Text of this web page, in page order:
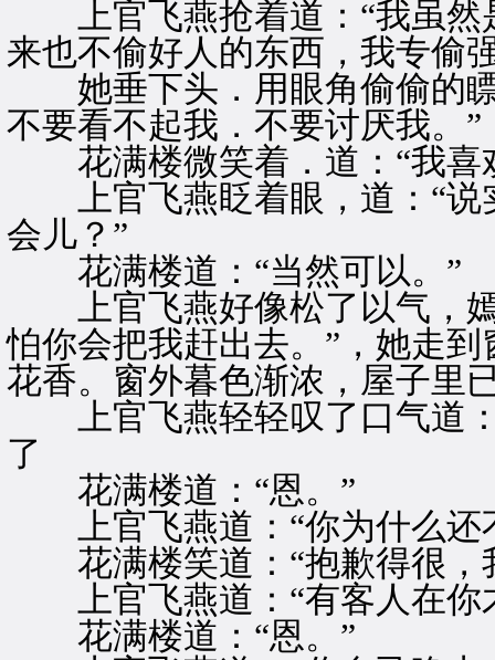
上官飞燕抢着道：“我虽然
来也不偷好人的东西，我专偷
她垂下头．用眼角偷偷的瞟
不要看不起我．不要讨厌我。”
花满楼微笑着．道：“我喜
上官飞燕眨着眼，道：“说
会儿？”
花满楼道：“当然可以。”
上官飞燕好像松了以气，嫣
怕你会把我赶出去。”，她走
花香。窗外暮色渐浓，屋子里
上官飞燕轻轻叹了口气道：
了
花满楼道：“恩。”
上官飞燕道：“你为什么还
花满楼笑道：“抱歉得很，
上官飞燕道：“有客人在你
花满楼道：“恩。”